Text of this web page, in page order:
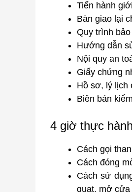
Tiến hành
Bàn giao lại
Quy trình
Hướng dẫn
Nội quy an
Giấy chứng
Hồ sơ, lý lịch
Biên bản
4 giờ thực
Cách gọi
Cách đóng
Cách sử
quạt, mở